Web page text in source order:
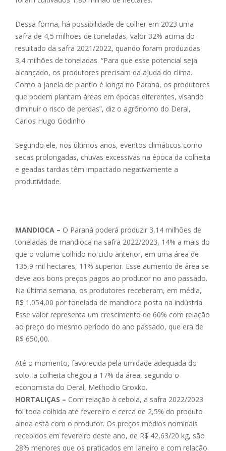
Dessa forma, há possibilidade de colher em 2023 uma
safra de 4,5 milhões de toneladas, valor 32% acima do
resultado da safra 2021/2022, quando foram produzidas
3,4 milhões de toneladas. “Para que esse potencial seja
alcançado, os produtores precisam da ajuda do clima.
Como a janela de plantio é longa no Paraná, os produtores
que podem plantam áreas em épocas diferentes, visando
diminuir o risco de perdas”, diz o agrônomo do Deral,
Carlos Hugo Godinho.
Segundo ele, nos últimos anos, eventos climáticos como
secas prolongadas, chuvas excessivas na época da colheita
e geadas tardias têm impactado negativamente a
produtividade.
MANDIOCA – O Paraná poderá produzir 3,14 milhões de
toneladas de mandioca na safra 2022/2023, 14% a mais do
que o volume colhido no ciclo anterior, em uma área de
135,9 mil hectares, 11% superior. Esse aumento de área se
deve aos bons preços pagos ao produtor no ano passado.
Na última semana, os produtores receberam, em média,
R$ 1.054,00 por tonelada de mandioca posta na indústria.
Esse valor representa um crescimento de 60% com relação
ao preço do mesmo período do ano passado, que era de
R$ 650,00.
Até o momento, favorecida pela umidade adequada do
solo, a colheita chegou a 17% da área, segundo o
economista do Deral, Methodio Groxko.
HORTALIÇAS – Com relação à cebola, a safra 2022/2023
foi toda colhida até fevereiro e cerca de 2,5% do produto
ainda está com o produtor. Os preços médios nominais
recebidos em fevereiro deste ano, de R$ 42,63/20 kg, são
28% menores que os praticados em janeiro e com relação